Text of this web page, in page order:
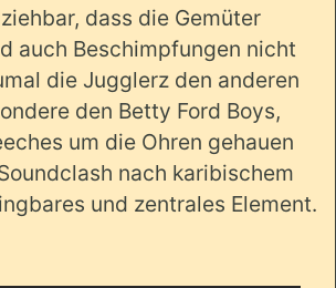
dass die Gemüter
auch Beschimpfungen nicht
die Jugglerz den anderen
den Betty Ford Boys,
um die Ohren gehauen
nach karibischem
und zentrales Element.